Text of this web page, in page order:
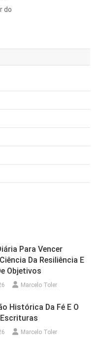
do
Para Vencer
Da Resiliência E
Objetivos
Marcelo Toler
Histórica Da Fé E O
Marcelo Toler